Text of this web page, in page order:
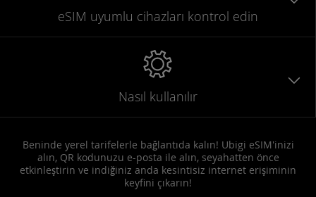
eSIM uyumlu cihazları kontrol edin
Nasıl kullanılır
Beninde yerel tarifelerle bağlantıda kalın! Ubigi eSIM'inizi
alın, QR kodunuzu e-posta ile alın, seyahatten önce
etkinleştirin ve indiğiniz anda kesintisiz internet erişiminin
keyfini çıkarın!